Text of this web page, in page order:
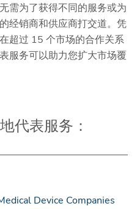
需为了获得不同的服务或为
经销商和供应商打交道。凭
超过 15 个市场的合作关系
服务可以助力您扩大市场覆
代表服务：
Device Companies